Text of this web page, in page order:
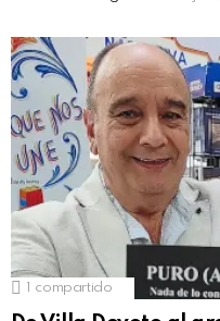
compartido